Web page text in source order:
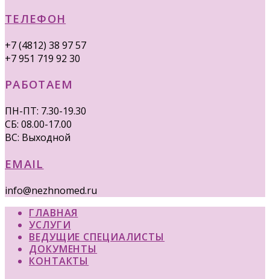
ТЕЛЕФОН
+7 (4812) 38 97 57
+7 951 719 92 30
РАБОТАЕМ
ПН-ПТ: 7.30-19.30
СБ: 08.00-17.00
ВС: Выходной
EMAIL
info@nezhnomed.ru
ГЛАВНАЯ
УСЛУГИ
ВЕДУЩИЕ СПЕЦИАЛИСТЫ
ДОКУМЕНТЫ
КОНТАКТЫ